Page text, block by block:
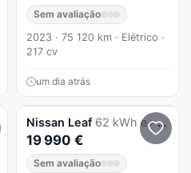
Sem avaliação
2023 · 75 120 km · Elétrico ·
217 cv
um dia atrás
Nissan Leaf 62 kWh e+ Tekna
19 990 €
Sem avaliação